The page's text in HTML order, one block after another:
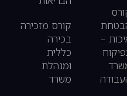
–
קורס מזכירה
בכירה
כללית
ומנהלת
משרד